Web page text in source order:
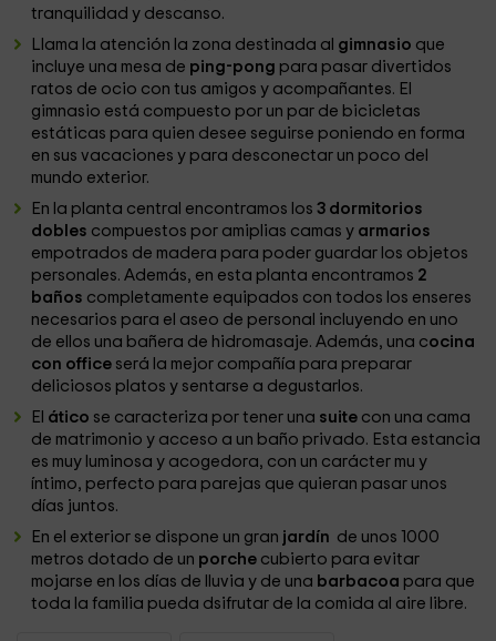
tranquilidad y descanso.
Llama la atención la zona destinada al gimnasio que
incluye una mesa de ping-pong para pasar divertidos
ratos de ocio con tus amigos y acompañantes. El
gimnasio está compuesto por un par de bicicletas
estáticas para quien desee seguirse poniendo en forma
en sus vacaciones y para desconectar un poco del
mundo exterior.
En la planta central encontramos los 3 dormitorios
dobles compuestos por amiplias camas y armarios
empotrados de madera para poder guardar los objetos
personales. Además, en esta planta encontramos 2
baños completamente equipados con todos los enseres
necesarios para el aseo de personal incluyendo en uno
de ellos una bañera de hidromasaje. Además, una cocina
con office será la mejor compañía para preparar
deliciosos platos y sentarse a degustarlos.
El ático se caracteriza por tener una suite con una cama
de matrimonio y acceso a un baño privado. Esta estancia
es muy luminosa y acogedora, con un carácter mu y
íntimo, perfecto para parejas que quieran pasar unos
días juntos.
En el exterior se dispone un gran jardín de unos 1000
metros dotado de un porche cubierto para evitar
mojarse en los días de lluvia y de una barbacoa para que
toda la familia pueda dsifrutar de la comida al aire libre.